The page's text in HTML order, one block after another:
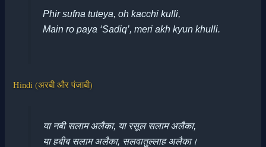
Phir sufna tuteya, oh kacchi kulli,
Main ro paya ‘Sadiq’, meri akh kyun khulli.
Hindi (अरबी और पंजाबी)
या नबी सलाम अलैका, या रसूल सलाम अलैका,
या हबीब सलाम अलैका, सलवातुल्लाह अलैका।